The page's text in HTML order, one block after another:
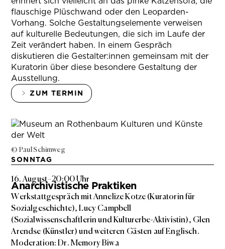
flauschige Plüschwand oder den Leoparden-
Vorhang. Solche Gestaltungselemente verweisen
auf kulturelle Bedeutungen, die sich im Laufe der
Zeit verändert haben. In einem Gespräch
diskutieren die Gestalter:innen gemeinsam mit der
Kuratorin über diese besondere Gestaltung der
Ausstellung.
ZUM TERMIN
© Paul Schimweg
SONNTAG
16. August–20:00 Uhr
Anarchivistische Praktiken
Werkstattgespräch mit Annelize Kotze (Kuratorin für
Sozialgeschichte), Lucy Campbell
(Sozialwissenschaftlerin und Kulturerbe-Aktivistin), Glen
Arendse (Künstler) und weiteren Gästen auf Englisch.
Moderation: Dr. Memory Biwa